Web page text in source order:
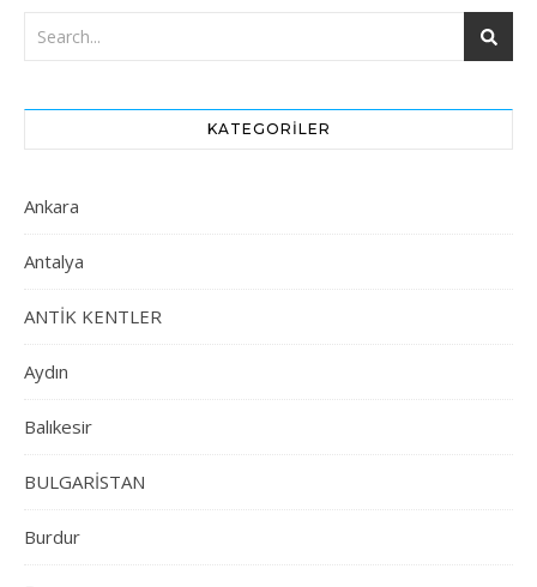
KATEGORILER
Ankara
Antalya
ANTİK KENTLER
Aydın
Balıkesir
BULGARİSTAN
Burdur